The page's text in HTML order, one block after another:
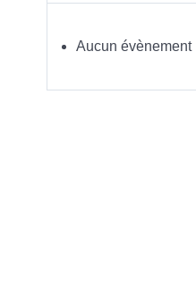
Aucun évènement